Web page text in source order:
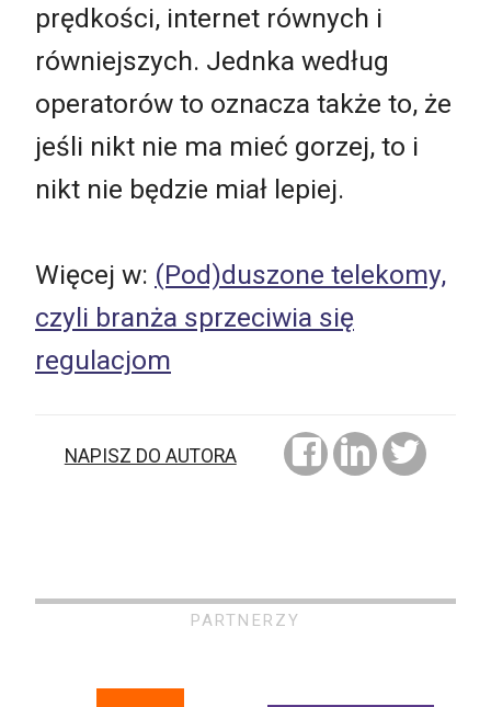
prędkości, internet równych i
równiejszych. Jednka według
operatorów to oznacza także to, że
jeśli nikt nie ma mieć gorzej, to i
nikt nie będzie miał lepiej.
Więcej w: (Pod)duszone telekomy,
czyli branża sprzeciwia się
regulacjom
NAPISZ DO AUTORA
PARTNERZY